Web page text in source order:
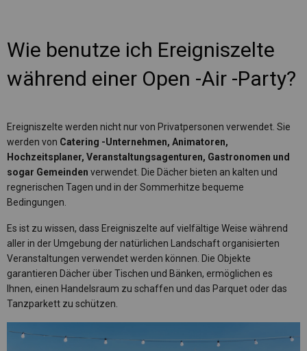
Wie benutze ich Ereigniszelte
während einer Open -Air -Party?
Ereigniszelte werden nicht nur von Privatpersonen verwendet. Sie
werden von Catering -Unternehmen, Animatoren,
Hochzeitsplaner, Veranstaltungsagenturen, Gastronomen und
sogar Gemeinden verwendet. Die Dächer bieten an kalten und
regnerischen Tagen und in der Sommerhitze bequeme
Bedingungen.
Es ist zu wissen, dass Ereigniszelte auf vielfältige Weise während
aller in der Umgebung der natürlichen Landschaft organisierten
Veranstaltungen verwendet werden können. Die Objekte
garantieren Dächer über Tischen und Bänken, ermöglichen es
Ihnen, einen Handelsraum zu schaffen und das Parquet oder das
Tanzparkett zu schützen.